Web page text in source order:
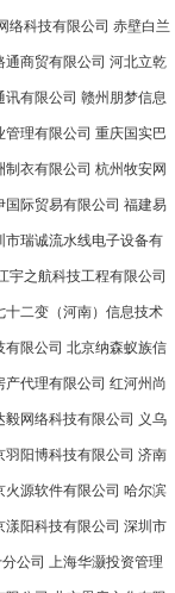
络科技有限公司 赤壁白兰
通商贸有限公司 河北立乾
讯有限公司 赣州朋梦信息
理有限公司 重庆国实巴
制衣有限公司 杭州牧安网
国际贸易有限公司 福建易
市瑞诚流水线电子设备有
宇之航科技工程有限公司
十二变（河南）信息技术
有限公司 北京纳森蚁族信
产代理有限公司 红河州尚
毅网络科技有限公司 义乌
羽阳博科技有限公司 济南
火源软件有限公司 哈尔滨
漾阳科技有限公司 深圳市
公司 上海华灏投资管理